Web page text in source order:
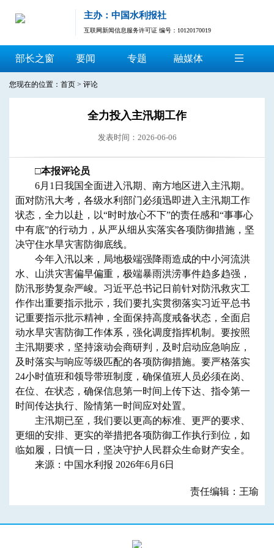
主办：中国水利报社
互联网新闻信息服务许可证 编号：10120170019
部长之窗 要闻 专题 融媒体
您现在的位置： 首页 > 评论
全力投入主汛期工作
发表时间：2026-06-06
​□本报评论员
6月1日我国全面进入汛期、南方地区进入主汛期。
面对防汛大考，各级水利部门必须迅即进入主汛期工作
状态，全力以赴，以“时时放心不下”的责任感和“事事心
中有底”的行动力，从严从细从实落实各项防御措施，坚
决守住水旱灾害防御底线。
今年入汛以来，局地极端强降雨造成的中小河流洪
水、山洪灾害偏早偏重，极端暴雨洪涝事件趋多趋强，
防汛形势复杂严峻。习近平总书记日前针对防汛救灾工
作作出重要指示批示，我们要扎实贯彻落实习近平总书
记重要指示批示精神，全面保持高度戒备状态，全面启
动水旱灾害防御工作体系，强化调度指挥机制。要按照
主汛期要求，坚持滚动会商研判，及时启动应急响应，
及时落实与响应等级匹配的各项防御措施。要严格落实
24小时值班和领导带班制度，确保值班人员必须在岗、
在位、在状态，确保信息第一时间上传下达、指令第一
时间传达执行、险情第一时间应对处置。
主汛期已至，我们要以更高的标准、更严的要求、
更细的安排、更实的举措把各项防御工作执行到位，如
临如履，日慎一日，坚决守护人民群众生命财产安全。
来源：中国水利报 2026年6月6日
责任编辑：王瑜